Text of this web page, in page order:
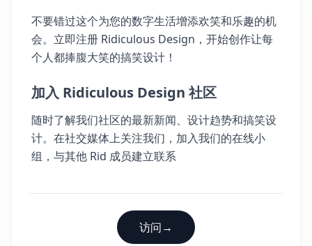
不要错过这个为您的数字生活增添欢笑和乐趣的机
会。立即注册 Ridiculous Design，开始创作让每
个人都捧腹大笑的搞笑设计！
加入 Ridiculous Design 社区
随时了解我们社区的最新新闻、设计趋势和搞笑设
计。在社交媒体上关注我们，加入我们的在线小
组，与其他 Rid 成员建立联系
访问→